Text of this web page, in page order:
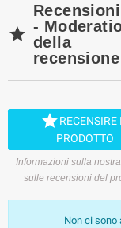
 -
della
recensione
RECENSIRE
PRODOTTO
Informazioni sulla
sulle recensioni del
Non ci sono